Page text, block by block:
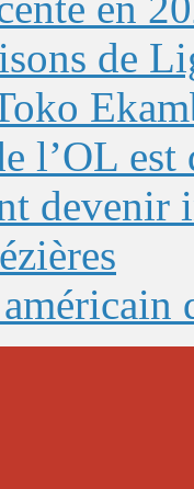
de
l’OL
devenir